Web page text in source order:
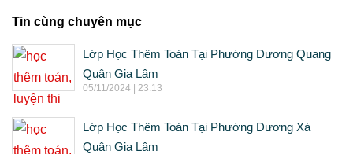
Tin cùng chuyên mục
Lớp Học Thêm Toán Tại Phường Dương Quang
Quận Gia Lâm
05/11/2024 | 23:13
Lớp Học Thêm Toán Tại Phường Dương Xá
Quận Gia Lâm